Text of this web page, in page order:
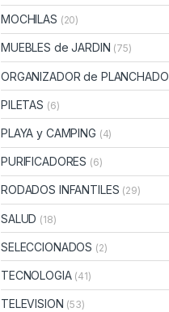
MOCHILAS (20)
MUEBLES de JARDIN (75)
ORGANIZADOR de PLANCHADO
PILETAS (6)
PLAYA y CAMPING (4)
PURIFICADORES (6)
RODADOS INFANTILES (29)
SALUD (18)
SELECCIONADOS (2)
TECNOLOGIA (41)
TELEVISION (53)